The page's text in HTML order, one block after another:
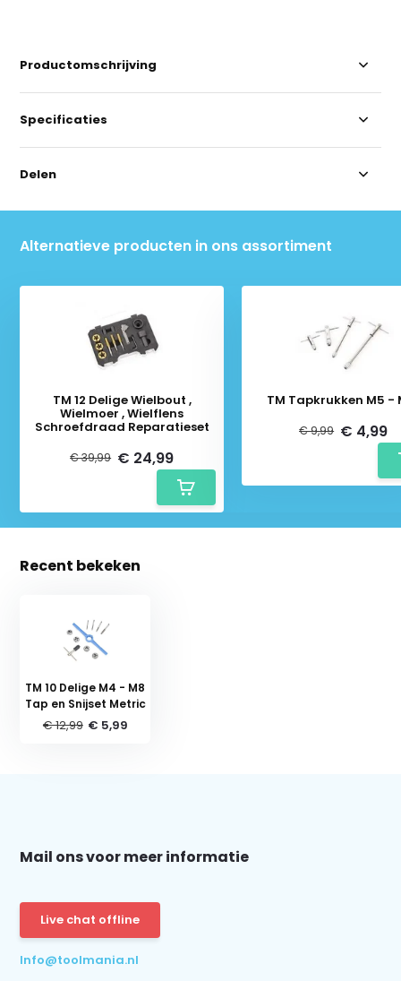
Productomschrijving
Specificaties
Delen
Alternatieve producten in ons assortiment
TM 12 Delige Wielbout ,
Wielmoer , Wielflens
Schroefdraad Reparatieset
€ 39,99 € 24,99
TM Tapkrukken M5 -
€ 9,99 € 4,99
Recent bekeken
TM 10 Delige M4 - M8
Tap en Snijset Metric
€ 12,99 € 5,99
Mail ons voor meer informatie
Live chat offline
Info@toolmania.nl* Lees hier de wettelijke beperkingen